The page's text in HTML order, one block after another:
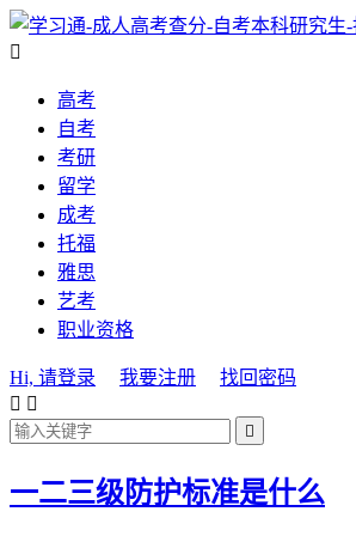

高考
自考
考研
留学
成考
托福
雅思
艺考
职业资格
Hi, 请登录 我要注册
找回密码
 

一二三级防护标准是什么